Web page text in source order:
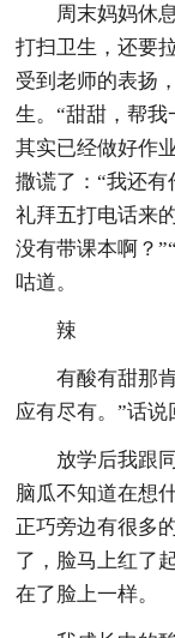
周末妈妈休
打扫卫生，还要
受到老师的表扬
生。“甜甜，帮
其实已经做好作
撒谎了：“我还
礼拜五打电话来
没有带课本啊？
咕道。
辣
有酸有甜那
应有尽有。”话说
放学后我跟
脑瓜不知道在想
正巧旁边有很多
了，脸马上红了
在了脸上一样。